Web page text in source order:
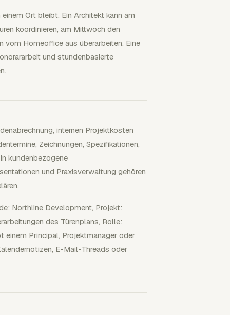
Ort bleibt. Ein Architekt kann am
koordinieren, am Mittwoch den
Homeoffice aus überarbeiten. Eine
und stundenbasierte
internen Projektkosten
Zeichnungen, Spezifikationen,
kundenbezogene
und Praxisverwaltung gehören
Northline Development, Projekt:
des Türenplans, Rolle:
einem Principal, Projektmanager oder
E-Mail-Threads oder